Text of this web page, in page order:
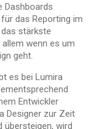
Dashboards
das Reporting im
stärkste
wenn es um
geht.
es bei Lumira
Entwickler
Designer zur Zeit
übersteigen, wird